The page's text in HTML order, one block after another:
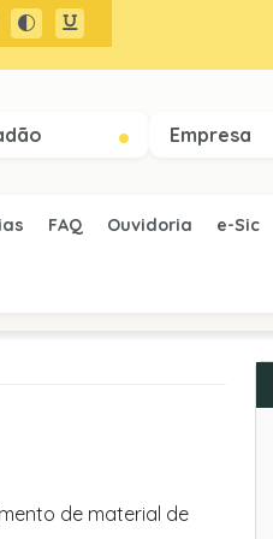
Empresa
FAQ Ouvidoria e-Sic
de material de